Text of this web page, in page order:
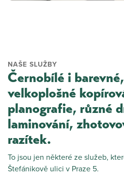
NAŠE SLUŽBY
Černobílé i
velkoplošné
planografie, různé
laminování,
razítek.
To jsou jen některé ze služeb,
Štefánikově ulici v Praze 5.